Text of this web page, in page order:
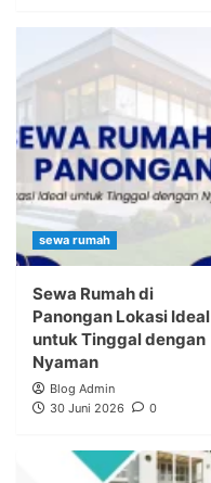
sewa rumah
Sewa Rumah di
Panongan Lokasi Ideal
untuk Tinggal dengan
Nyaman
Blog Admin
30 Juni 2026
0